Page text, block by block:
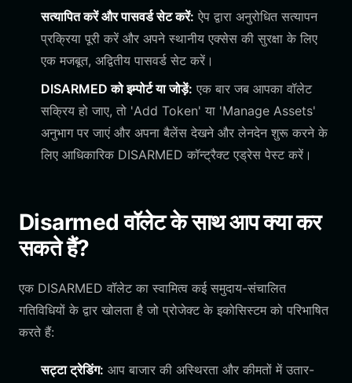
सत्यापित करें और पासवर्ड सेट करें: ऐप द्वारा अनुरोधित सत्यापन
प्रक्रिया पूरी करें और अपने स्थानीय एक्सेस की सुरक्षा के लिए
एक मजबूत, अद्वितीय पासवर्ड सेट करें।
DISARMED को इम्पोर्ट या जोड़ें: एक बार जब आपका वॉलेट
सक्रिय हो जाए, तो 'Add Token' या 'Manage Assets'
अनुभाग पर जाएं और अपना बैलेंस देखने और लेनदेन शुरू करने के
लिए आधिकारिक DISARMED कॉन्ट्रैक्ट एड्रेस पेस्ट करें।
Disarmed वॉलेट के साथ आप क्या कर
सकते हैं?
एक DISARMED वॉलेट का स्वामित्व कई समुदाय-संचालित
गतिविधियों के द्वार खोलता है जो प्रोजेक्ट के इकोसिस्टम को परिभाषित
करते हैं:
सट्टा ट्रेडिंग: आप बाजार की अस्थिरता और कीमतों में उतार-